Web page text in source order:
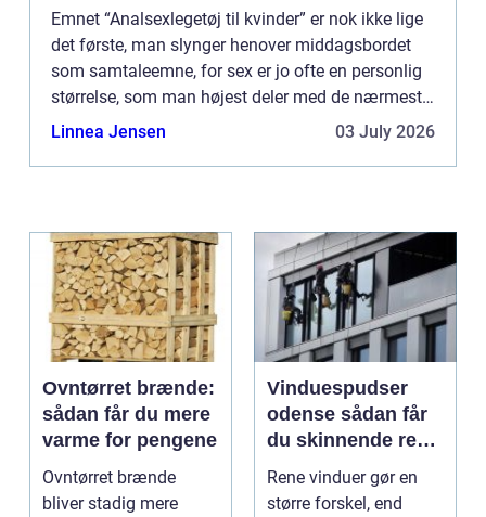
Emnet “Analsexlegetøj til kvinder” er nok ikke lige
det første, man slynger henover middagsbordet
som samtaleemne, for sex er jo ofte en personlig
størrelse, som man højest deler med de nærmeste
personer....
Linnea Jensen 03 July 2026
Ovntørret brænde:
sådan får du mere
varme for pengene
Ovntørret brænde
bliver stadig mere
Vinduespudser
odense sådan får
du skinnende rene
ruder året rundt
Rene vinduer gør en
større forskel, end